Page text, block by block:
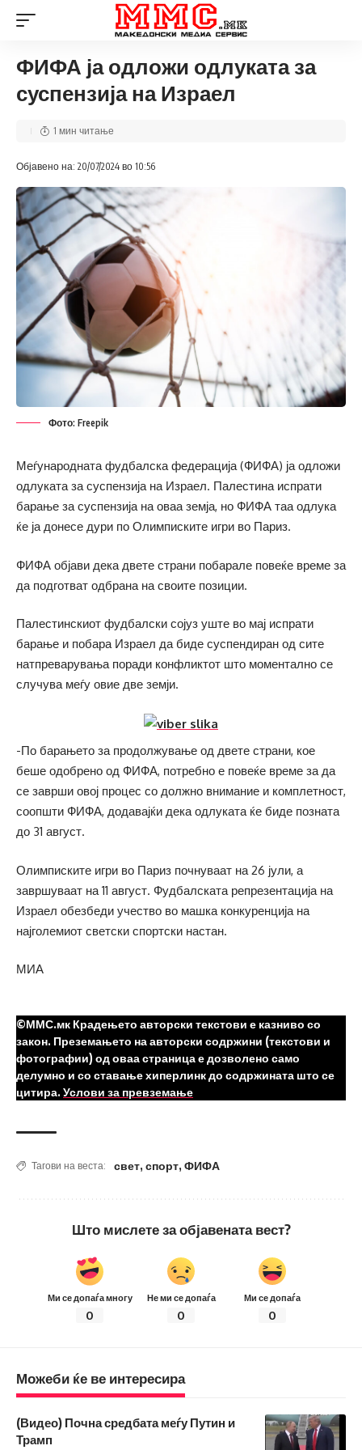
ФИФА ја одложи одлуката за
суспензија на Израел
Објавено на: 20/07/2024 во 10:56
1 мин читање
Фото: Freepik
Меѓународната фудбалска федерација (ФИФА) ја одложи
одлуката за суспензија на Израел. Палестина испрати
барање за суспензија на оваа земја, но ФИФА таа одлука
ќе ја донесе дури по Олимписките игри во Париз.
ФИФА објави дека двете страни побарале повеќе време за
да подготват одбрана на своите позиции.
Палестинскиот фудбалски сојуз уште во мај испрати
барање и побара Израел да биде суспендиран од сите
натпреварувања поради конфликтот што моментално се
случува меѓу овие две земји.
-По барањето за продолжување од двете страни, кое
беше одобрено од ФИФА, потребно е повеќе време за да
се заврши овој процес со должно внимание и комплетност,
соопшти ФИФА, додавајќи дека одлуката ќе биде позната
до 31 август.
Олимписките игри во Париз почнуваат на 26 јули, а
завршуваат на 11 август. Фудбалската репрезентација на
Израел обезбеди учество во машка конкуренција на
најголемиот светски спортски настан.
МИА
©ММС.мк Крадењето авторски текстови е казниво со
закон. Преземањето на авторски содржини (текстови и
фотографии) од оваа страница е дозволено само
делумно и со ставање хиперлинк до содржината што се
цитира. Услови за превземање
Тагови на веста: свет, спорт, ФИФА
Што мислете за објавената вест?
Ми се допаѓа многу
0
Не ми се допаѓа
0
Ми се допаѓа
0
Можеби ќе ве интересира
(Видео) Почна средбата меѓу Путин и
Трамп